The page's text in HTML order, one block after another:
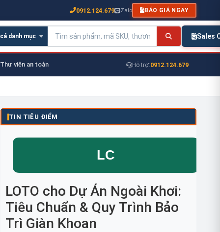
0912.124.679 Zalo BÁO GIÁ NGAY
Sales
Thư viên an toàn Hỗ trợ:0912.124.679
TIN TIÊU ĐIỂM
LOTO cho Dự Án Ngoài Khơi:
Tiêu Chuẩn & Quy Trình Bảo
Trì Giàn Khoan